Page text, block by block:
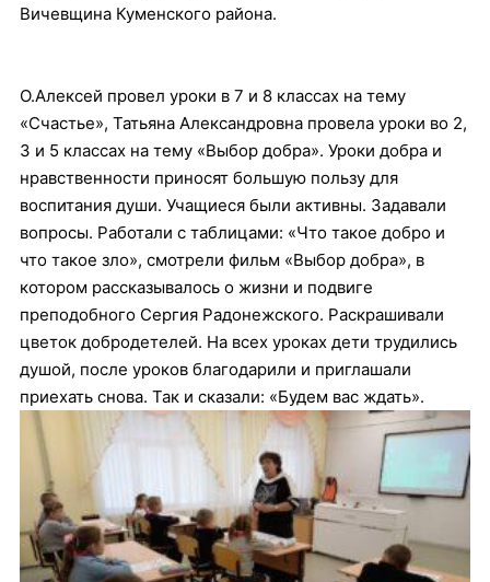
Вичевщина Куменского района.
О.Алексей провел уроки в 7 и 8 классах на тему
«Счастье», Татьяна Александровна провела уроки во 2,
3 и 5 классах на тему «Выбор добра». Уроки добра и
нравственности приносят большую пользу для
воспитания души. Учащиеся были активны. Задавали
вопросы. Работали с таблицами: «Что такое добро и
что такое зло», смотрели фильм «Выбор добра», в
котором рассказывалось о жизни и подвиге
преподобного Сергия Радонежского. Раскрашивали
цветок добродетелей. На всех уроках дети трудились
душой, после уроков благодарили и приглашали
приехать снова. Так и сказали: «Будем вас ждать».